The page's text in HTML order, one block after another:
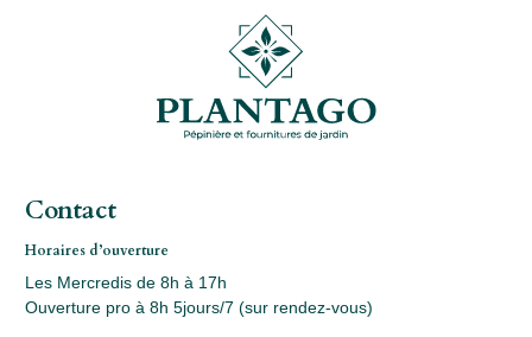
Contact
Horaires d’ouverture
Les Mercredis de 8h à 17h
Ouverture pro à 8h 5jours/7 (sur rendez-vous)